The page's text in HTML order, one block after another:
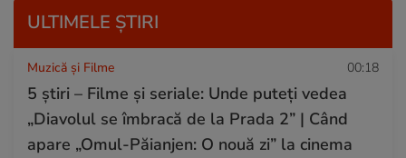
ULTIMELE ȘTIRI
Muzică și Filme 00:18
5 știri – Filme și seriale: Unde puteţi vedea
„Diavolul se îmbracă de la Prada 2” | Când
apare „Omul-Păianjen: O nouă zi” la cinema